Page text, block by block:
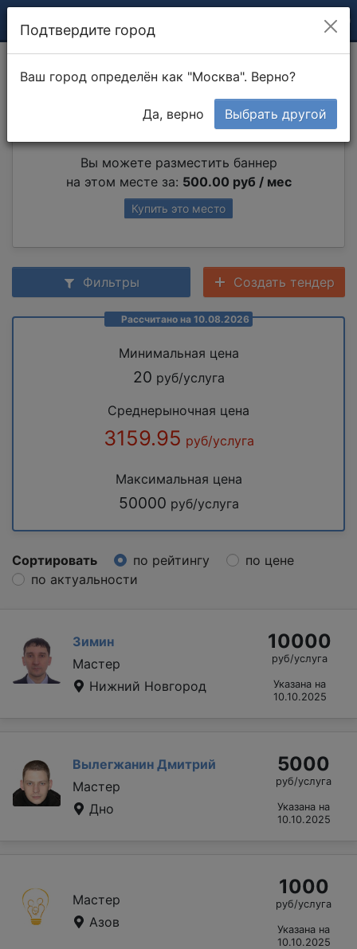
Монтаж автоматики
Вы можете разместить баннер
на этом месте за: 500.00 руб / мес
Купить это место
Фильтры Создать тендер
Рассчитано на 10.08.2026
Минимальная цена
20 руб/услуга
Среднерыночная цена
3159.95 руб/услуга
Максимальная цена
50000 руб/услуга
Сортировать по рейтингу
по цене
по актуальности
Зимин
Мастер
Нижний Новгород
10000
руб/услуга
Указана на
10.10.2025
Вылегжанин Дмитрий
Мастер
Дно
5000
руб/услуга
Указана на
10.10.2025
Мастер
Азов
1000
руб/услуга
Указана на
10.10.2025
Подтвердите город
Ваш город определён как "Москва". Верно?
Да, верно Выбрать другой